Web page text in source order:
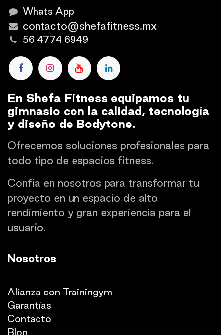
Whats App
contacto@shefafitness.mx
56 4774 6949
En Shefa Fitness equipamos tu
gimnasio con la calidad, tecnología
y diseño de Bodytone.
Ofrecemos soluciones profesionales para
todo tipo de espacios fitness.
Confía en nosotros para transformar tu
proyecto en un espacio de alto
rendimiento y gran experiencia para el
usuario.
Nosotros
Alianza con Trainingym
Garantías
Con​tacto
Blog​​